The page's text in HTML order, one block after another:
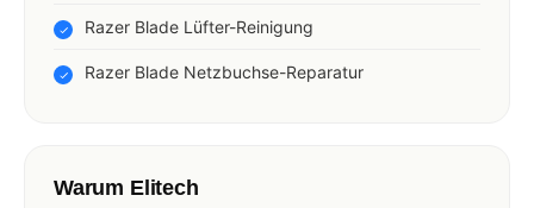
Razer Blade Lüfter-Reinigung
Razer Blade Netzbuchse-Reparatur
Warum Elitech